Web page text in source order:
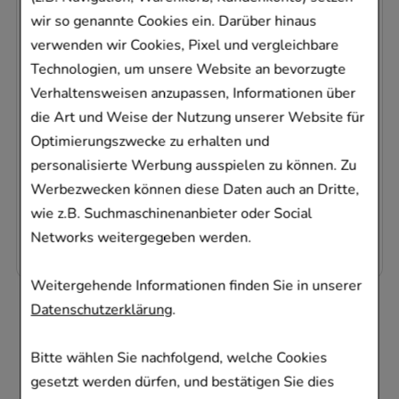
wir so genannte Cookies ein. Darüber hinaus
verwenden wir Cookies, Pixel und vergleichbare
Technologien, um unsere Website an bevorzugte
Verhaltensweisen anzupassen, Informationen über
die Art und Weise der Nutzung unserer Website für
Optimierungszwecke zu erhalten und
personalisierte Werbung ausspielen zu können. Zu
Werbezwecken können diese Daten auch an Dritte,
wie z.B. Suchmaschinenanbieter oder Social
Networks weitergegeben werden.
Weitergehende Informationen finden Sie in unserer
Datenschutzerklärung.
Bitte wählen Sie nachfolgend, welche Cookies
gesetzt werden dürfen, und bestätigen Sie dies
Supradyn® Energy ist als Brausetablette
und als Filmtablette erhältlich.
Brausetablette: Täglich eine Brausetablette
in einem großen Glas Wasser (ca. 300ml)
auflösen und zu einer Mahlzeit trinken.
Filmtablette: Täglich eine Tablette mit
ausreichend Flüssigkeit zu einer Mahlzeit
verzehren.
Kunden, die dieses
Produkt gekauft